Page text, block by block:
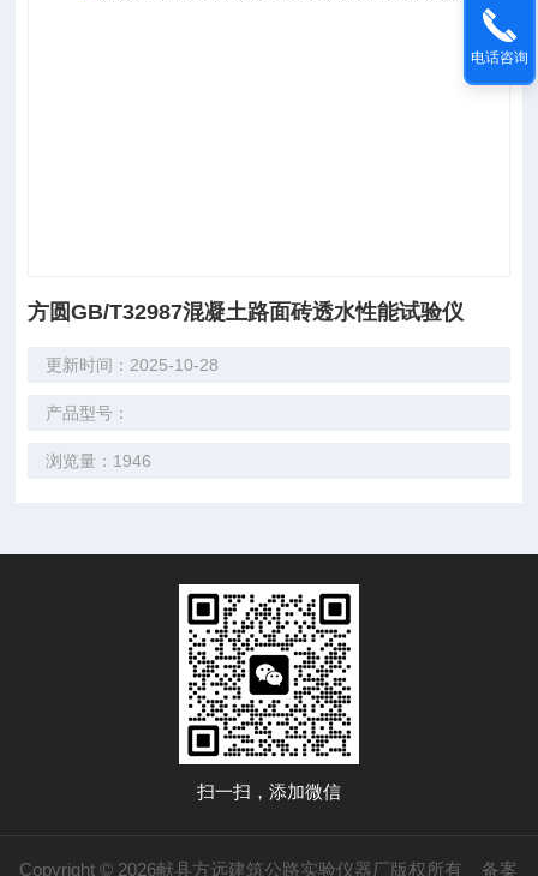
方圆GB/T32987混凝土路面砖透水性能试验仪
更新时间：2025-10-28
产品型号：
浏览量：1946
扫一扫，添加微信
Copyright © 2026献县方远建筑公路实验仪器厂版权所有 备案
电话咨询